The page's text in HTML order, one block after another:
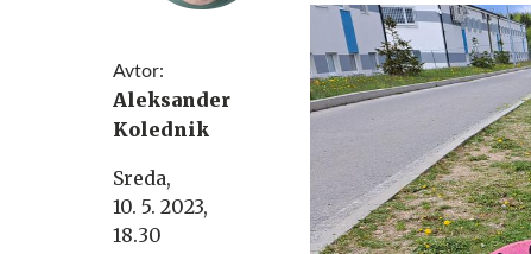
Avtor:
Aleksander
Kolednik
Sreda,
10. 5. 2023,
18.30